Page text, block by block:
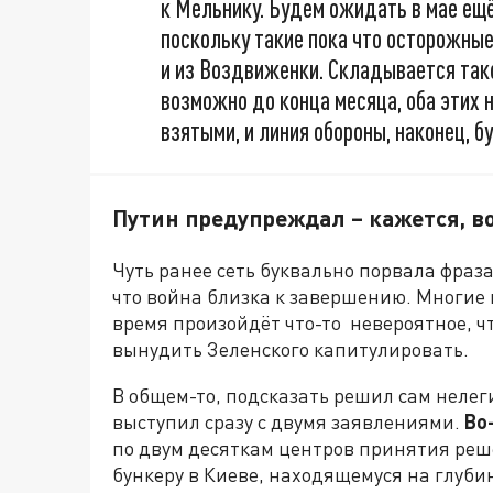
к Мельнику. Будем ожидать в мае
поскольку такие пока что
и из Воздвиженки. Складывается
возможно до конца месяца, оба этих
взятыми, и линия обороны, наконец,
Путин предупреждал – кажется,
Чуть ранее сеть буквально порвала
что война близка к завершению.
время произойдёт что-то невероятное,
вынудить Зеленского капитулировать.
В общем-то, подсказать решил сам
выступил сразу с двумя заявлениями.
по двум десяткам центров принятия
бункеру в Киеве, находящемуся на